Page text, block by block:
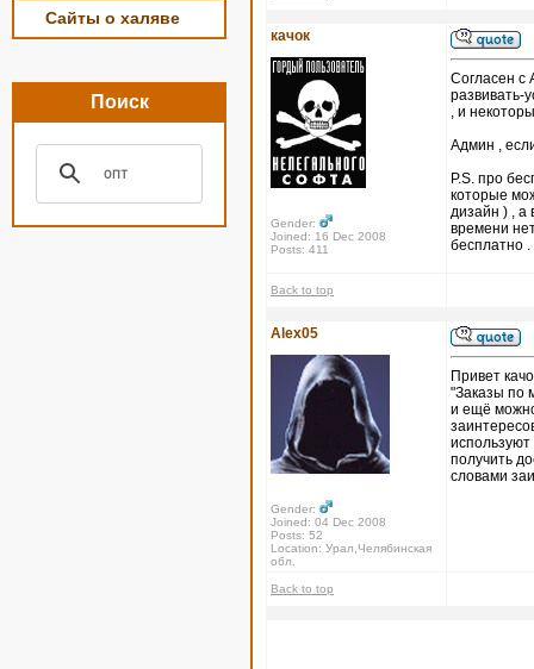
Сайты о халяве
Поиск
качок
Gender:
Joined: 16 Dec 2008
Posts: 411
Согласен с
развивать-
, и
Админ ,
P.S. про
которые
дизайн ) , а
времени
бесплатно
Back to top
Alex05
Gender:
Joined: 04 Dec 2008
Posts: 52
Location: Урал,Челябинская
обл.
Привет
"Заказы по
и ещё
получить
словами
Back to top